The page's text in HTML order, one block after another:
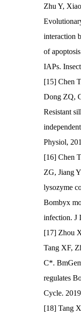
Zhu Y,
interaction
of
IAPs.
[15] Chen
Dong ZQ,
Resistant
Physiol,
[16] Chen
ZG, Jiang
lysozyme
Bombyx
infection. J
[17] Zhou
Tang XF,
C*.
regulates
Cycle.
[18] Tang